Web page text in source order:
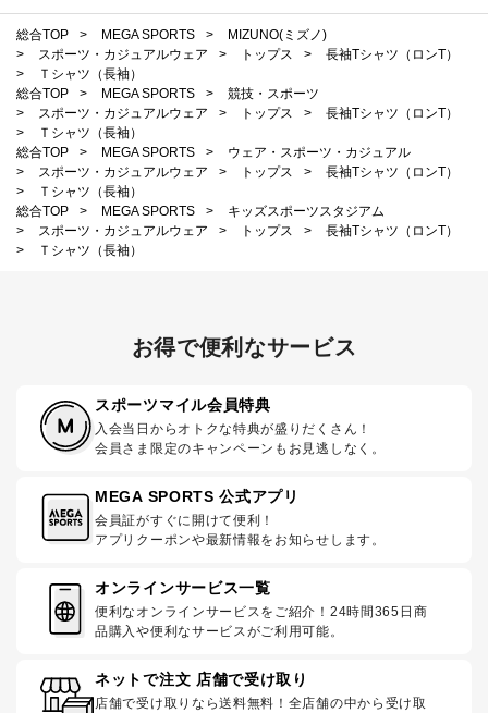
総合TOP > MEGA SPORTS >
MIZUNO(ミズノ)
>
スポーツ・カジュアルウェア > トップス >
長袖Tシャツ（ロンT）
>
Ｔシャツ（長袖）
総合TOP
> MEGA SPORTS >
競技・スポーツ
>
スポーツ・カジュアルウェア > トップス >
長袖Tシャツ（ロンT）
>
Ｔシャツ（長袖）
総合TOP
> MEGA SPORTS >
ウェア・スポーツ・カジュアル
>
スポーツ・カジュアルウェア > トップス >
長袖Tシャツ（ロンT）
>
Ｔシャツ（長袖）
総合TOP
> MEGA SPORTS >
キッズスポーツスタジアム
>
スポーツ・カジュアルウェア > トップス >
長袖Tシャツ（ロンT）
>
Ｔシャツ（長袖）
お得で便利なサービス
スポーツマイル会員特典
入会当日からオトクな特典が盛りだくさん！
会員さま限定のキャンペーンもお見逃しなく。
MEGA SPORTS 公式アプリ
会員証がすぐに開けて便利！
アプリクーポンや最新情報をお知らせします。
オンラインサービス一覧
便利なオンラインサービスをご紹介！24時間365日商
品購入や便利なサービスがご利用可能。
ネットで注文 店舗で受け取り
店舗で受け取りなら送料無料！全店舗の中から受け取